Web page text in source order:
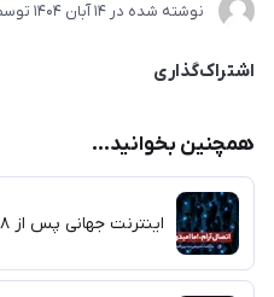
نوشته شده در 14 آبان 1404
اشتراک‌گذاری
همچنین بخوانید...
اینترنت جهانی پس از ۸۸ روز وصل شد